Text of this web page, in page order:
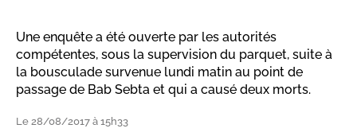
Une enquête a été ouverte par les autorités
compétentes, sous la supervision du parquet, suite à
la bousculade survenue lundi matin au point de
passage de Bab Sebta et qui a causé deux morts.
Le 28/08/2017 à 15h33